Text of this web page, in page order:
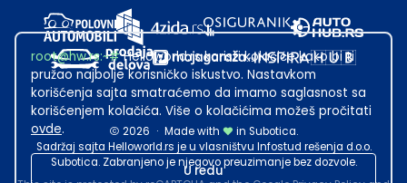
2026 · Made with
in Subotica.
Sadržaj sajta Helloworld.rs je u vlasništvu Infostud rešenja d.o.o.
Subotica. Zabranjeno je njegovo preuzimanje bez dozvole.
root@hw.rs:~#Helloworld.rs koristi kolačiće kako bi ti
pružao najbolje korisničko iskustvo. Nastavkom
korišćenja sajta smatraćemo da imamo saglasnost sa
korišćenjem kolačića. Više o kolačićima možeš pročitati
ovde.
U redu